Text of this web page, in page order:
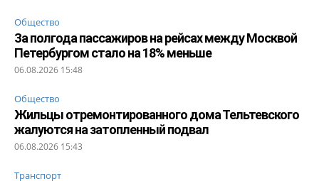
Общество
За полгода пассажиров на рейсах между Москвой
Петербургом стало на 18% меньше
06.08.2026 15:48
Общество
Жильцы отремонтированного дома Тельтевского
жалуются на затопленный подвал
06.08.2026 15:43
Транспорт